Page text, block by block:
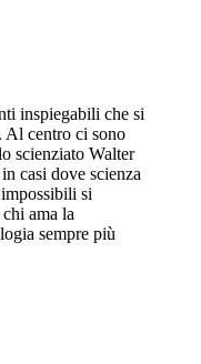
inspiegabili che si
Al centro ci sono
scienziato Walter
casi dove scienza
si
ama la
sempre più